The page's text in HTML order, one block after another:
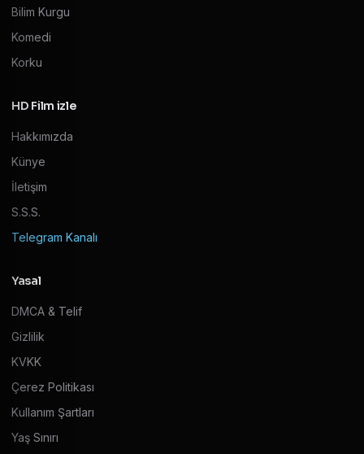
Bilim Kurgu
Komedi
Korku
HD Film izle
Hakkımızda
Künye
İletişim
S.S.S.
Telegram Kanalı
Yasal
DMCA & Telif
Gizlilik
KVKK
Çerez Politikası
Kullanım Şartları
Yaş Sınırı